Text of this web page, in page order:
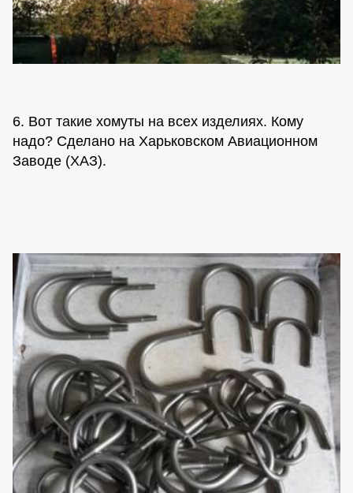
6. Вот такие хомуты на всех изделиях. Кому
надо? Сделано на Харьковском Авиационном
Заводе (ХАЗ).